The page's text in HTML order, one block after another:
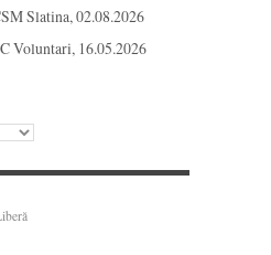
Slatina, 02.08.2026
Voluntari, 16.05.2026